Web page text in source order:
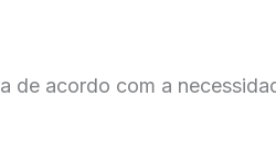
de acordo com a